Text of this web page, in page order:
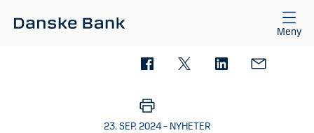
Meny
23. SEP. 2024 – NYHETER